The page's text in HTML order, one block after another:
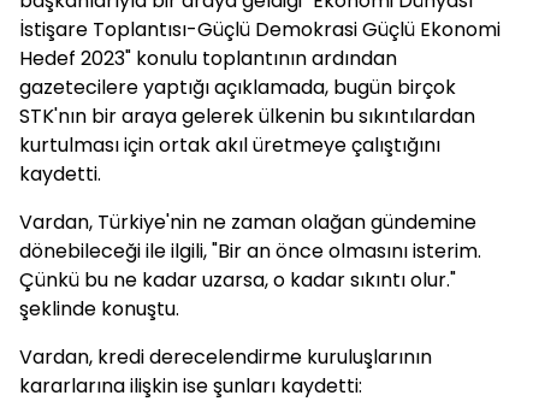
İstişare Toplantısı-Güçlü Demokrasi Güçlü Ekonomi
Hedef 2023" konulu toplantının ardından
gazetecilere yaptığı açıklamada, bugün birçok
STK'nın bir araya gelerek ülkenin bu sıkıntılardan
kurtulması için ortak akıl üretmeye çalıştığını
kaydetti.
Vardan, Türkiye'nin ne zaman olağan gündemine
dönebileceği ile ilgili, "Bir an önce olmasını isterim.
Çünkü bu ne kadar uzarsa, o kadar sıkıntı olur."
şeklinde konuştu.
Vardan, kredi derecelendirme kuruluşlarının
kararlarına ilişkin ise şunları kaydetti: